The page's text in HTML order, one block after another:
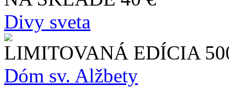
Divy sveta
LIMITOVANÁ EDÍCIA
Dóm sv. Alžbety